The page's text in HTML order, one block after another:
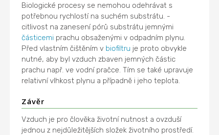
Biologické procesy se nemohou odehrávat s
potřebnou rychlostí na suchém substrátu. -
citlivost na zanesení pórů substrátu jemnými
částicemi prachu obsaženými v odpadním plynu.
Před vlastním čištěním v biofiltru je proto obvykle
nutné, aby byl vzduch zbaven jemných částic
prachu např. ve vodní pračce. Tím se také upravuje
relativní vlhkost plynu a případně i jeho teplota.
Závěr
Vzduch je pro člověka životní nutnost a ovzduší
jednou z nejdůležitějších složek životního prostředí.